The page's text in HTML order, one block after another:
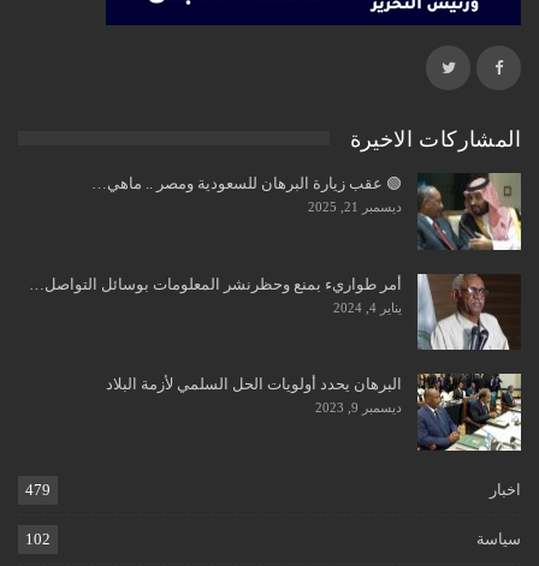
المشاركات الاخيرة
🟢 عقب زيارة البرهان للسعودية ومصر .. ماهي…
ديسمبر 21, 2025
أمر طواريء بمنع وحظرنشر المعلومات بوسائل التواصل…
يناير 4, 2024
البرهان يحدد أولويات الحل السلمي لأزمة البلاد
ديسمبر 9, 2023
اخبار 479
سياسة 102